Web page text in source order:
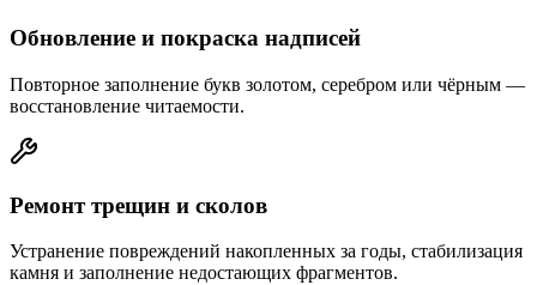
Обновление и покраска надписей
Повторное заполнение букв золотом, серебром или чёрным —
восстановление читаемости.
Ремонт трещин и сколов
Устранение повреждений накопленных за годы, стабилизация
камня и заполнение недостающих фрагментов.